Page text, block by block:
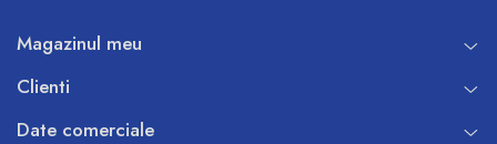
Magazinul meu
Clienti
Date comerciale